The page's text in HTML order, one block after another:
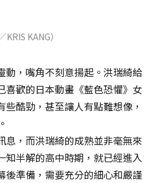
KRIS KANG）
動，嘴角不刻意揚起。洪瑞綺給
喜歡的日本動畫《藍色恐懼》女
酷勁，甚至讓人有點難想像，
息，而洪瑞綺的成熟並非毫無來
知半解的高中時期，就已經進入
後準備，需要充分的細心和嚴謹